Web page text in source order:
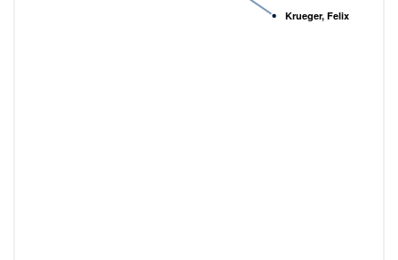
Krueger, Felix